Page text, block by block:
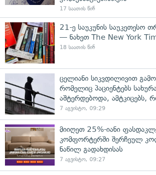
17 საათის წინ
21-ე საუკუნის საუკეთესო
— ნახეთ The New York
18 საათის წინ
ცელიანი სიკვდილივით
რომელიც პაციენტებს
აშტერდებოდა, ამტკიცებს,
7 აგვისტო, 09:29
მიიღეთ 25%-იანი
კომფორტერში შერჩეულ
ნაწილ გადახდისას
7 აგვისტო, 09:27